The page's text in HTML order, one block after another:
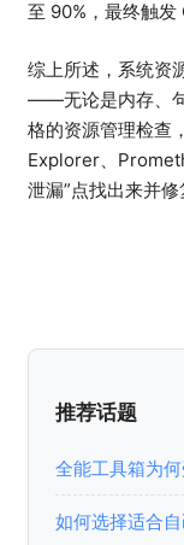
至 90%，最终触发
综上所述，系统资
——无论是内存、
格的资源管理检查
Explorer、
泄漏”点找出来并
推荐话题
全能工具箱为何
如何选择适合